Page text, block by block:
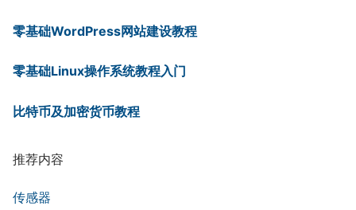
零基础WordPress网站建设教程
零基础Linux操作系统教程入门
比特币及加密货币教程
推荐内容
传感器